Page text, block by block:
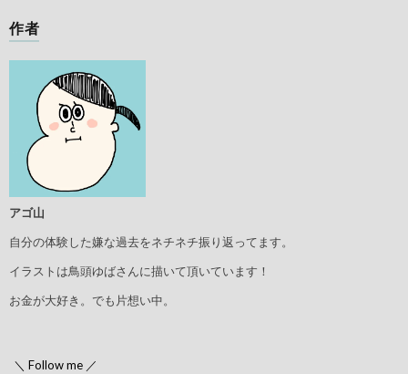
作者
アゴ山
自分の体験した嫌な過去をネチネチ振り返ってます。
イラストは鳥頭ゆばさんに描いて頂いています！
お金が大好き。でも片想い中。
＼ Follow me ／